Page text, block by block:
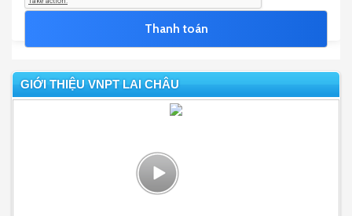
GIỚI THIỆU VNPT LAI CHÂU